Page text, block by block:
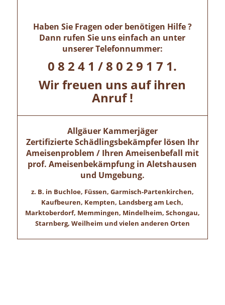
Haben Sie Fragen oder benötigen Hilfe ?
Dann rufen Sie uns einfach an unter
unserer Telefonnummer:
0 8 2 4 1 / 8 0 2 9 1 7 1.
Wir freuen uns auf ihren
Anruf !
Allgäuer Kammerjäger
Zertifizierte Schädlingsbekämpfer lösen Ihr
Ameisenproblem / Ihren Ameisenbefall mit
prof. Ameisenbekämpfung inAletshausen
und Umgebung.
z. B. in Buchloe, Füssen, Garmisch-Partenkirchen,
Kaufbeuren, Kempten, Landsberg am Lech,
Marktoberdorf, Memmingen, Mindelheim, Schongau,
Starnberg, Weilheim und vielen anderen Orten